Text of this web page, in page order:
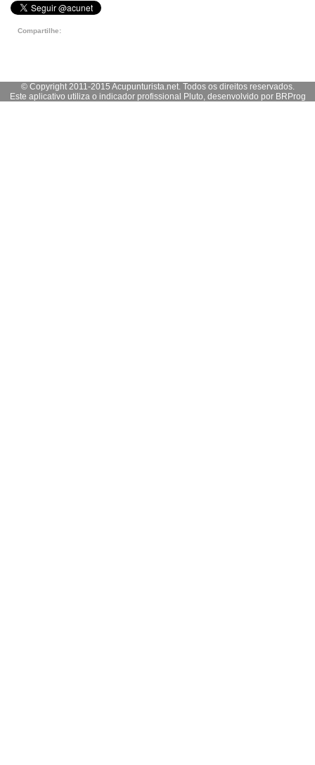
Compartilhe:
© Copyright 2011-2015 Acupunturista.net. Todos os direitos reservados.
Este aplicativo utiliza o indicador profissional Pluto, desenvolvido por BRProg